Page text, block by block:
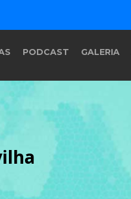
PODCAST GALERIA